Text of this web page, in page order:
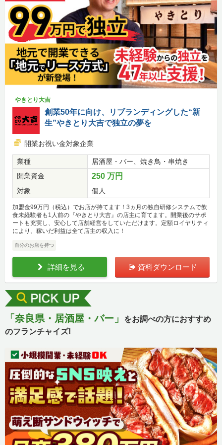
やきとり大吉
創業50年に向け、リブランディングした“新
生”やきとり大吉で独立の夢を
開業お祝い金対象企業
業種
居酒屋・バー、焼き鳥・串焼き
開業資金
250 万円
対象 個人
加盟金99万円（税込）でお店が持てます！3ヵ月の独自研修システムで飲
食未経験者も1人前の『やきとり大吉』の店主に育てます。開業後のサポ
ートも充実し、安心して店舗経営をしていただけます。定額ロイヤリティ
により、稼いだ利益は全て店主の収入に！
自分のお店を持つ
詳細を見る 資料ダウンロード
「奈良県・居酒屋・バー」
をお調べの方におすすめ
のフランチャイズ!